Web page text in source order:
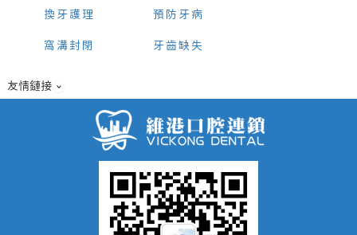
換牙護理
窩溝封閉
預防牙病
牙齒缺失
友情鏈接